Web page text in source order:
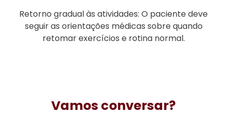
Retorno gradual às atividades: O paciente deve
seguir as orientações médicas sobre quando
retomar exercícios e rotina normal.
Vamos conversar?